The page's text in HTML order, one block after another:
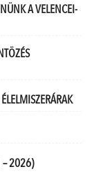
A VELENCEI-
– 2026)